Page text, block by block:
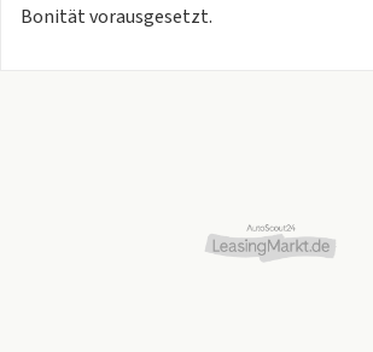
- Sicherheitsgurte mit Gurtstraffern
- Telematik/Notrufsystem (Vorbereitung)
Bonität vorausgesetzt.